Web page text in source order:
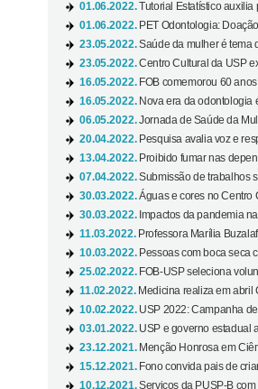
01.06.2022.Tutorial Estatístico auxilia
01.06.2022. PET Odontologia:
23.05.2022.Saúde da mulher é tema
23.05.2022.Centro Cultural da USP
16.05.2022. FOB comemorou 60
16.05.2022. Nova era da odontologia
06.05.2022.Jornada de Saúde da
20.04.2022. Pesquisa avalia voz e
13.04.2022. Proibido fumar nas
07.04.2022.Submissão de trabalhos
30.03.2022.Águas e cores no Centro
30.03.2022. Impactos da pandemia
11.03.2022. Professora Marília
10.03.2022. Pessoas com boca seca
25.02.2022. FOB-USP seleciona
11.02.2022. Medicina realiza em abril
10.02.2022. USP 2022: Campanha
03.01.2022. USP e governo estadual
23.12.2021. Menção Honrosa em
15.12.2021. Fono convida pais de
10.12.2021.Serviços da PUSP-B